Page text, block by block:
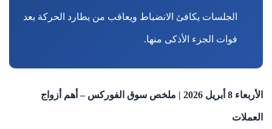
الجلسات يكافئ الانضباط ويعاقب من يطارد الحركة بعد
فوات الجزء الأذكى منها.
الأربعاء 8 أبريل 2026 | ملخص سوق الفوركس – أهم أزواج
العملات